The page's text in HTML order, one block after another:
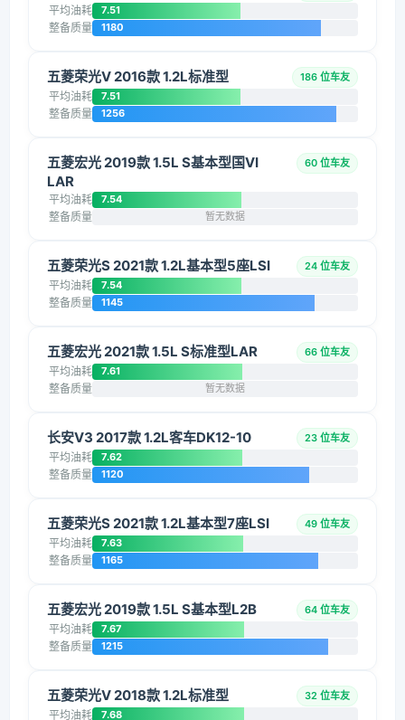
平均油耗 7.51
整备质量 1180
五菱荣光V 2016款 1.2L标准型 186 位车友
平均油耗 7.51
整备质量 1256
五菱宏光 2019款 1.5L S基本型国VI
LAR
60 位车友
平均油耗 7.54
整备质量 暂无数据
五菱荣光S 2021款 1.2L基本型5座LSI 24 位车友
平均油耗 7.54
整备质量 1145
五菱宏光 2021款 1.5L S标准型LAR 66 位车友
平均油耗 7.61
整备质量 暂无数据
长安V3 2017款 1.2L客车DK12-10 23 位车友
平均油耗 7.62
整备质量 1120
五菱荣光S 2021款 1.2L基本型7座LSI 49 位车友
平均油耗 7.63
整备质量 1165
五菱宏光 2019款 1.5L S基本型L2B 64 位车友
平均油耗 7.67
整备质量 1215
五菱荣光V 2018款 1.2L标准型 32 位车友
平均油耗 7.68